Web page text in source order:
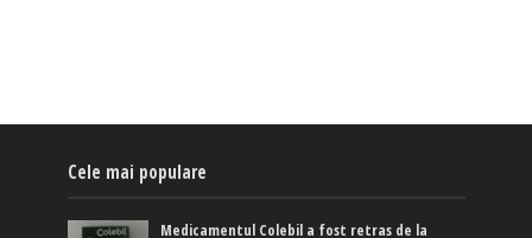
Cele mai populare
Medicamentul Colebil a fost retras de la